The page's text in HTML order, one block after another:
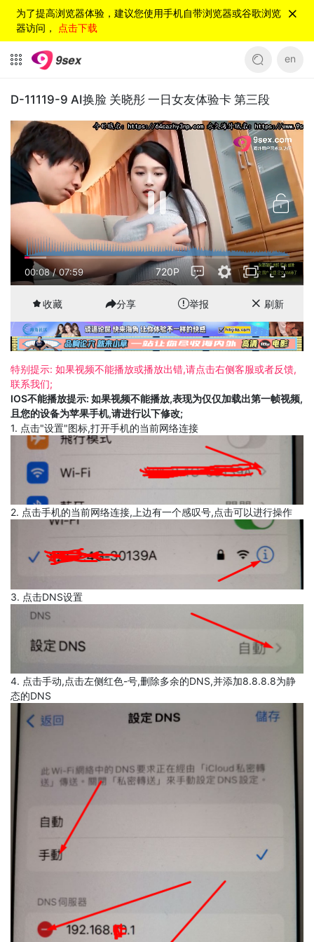
为了提高浏览器体验，建议您使用手机自带浏览器或谷歌浏览
器访问， 点击下载
en
D-11119-9 AI换脸 关晓彤 一日女友体验卡 第三段
00:08/07:59 720P
收藏 分享 举报 刷新
特别提示: 如果视频不能播放或播放出错,请点击右侧客服或者反馈,
联系我们;
IOS不能播放提示: 如果视频不能播放,表现为仅仅加载出第一帧视频,
且您的设备为苹果手机,请进行以下修改;
1. 点击"设置"图标,打开手机的当前网络连接
2. 点击手机的当前网络连接,上边有一个感叹号,点击可以进行操作
3. 点击DNS设置
4. 点击手动,点击左侧红色-号,删除多余的DNS,并添加8.8.8.8为静
态的DNS